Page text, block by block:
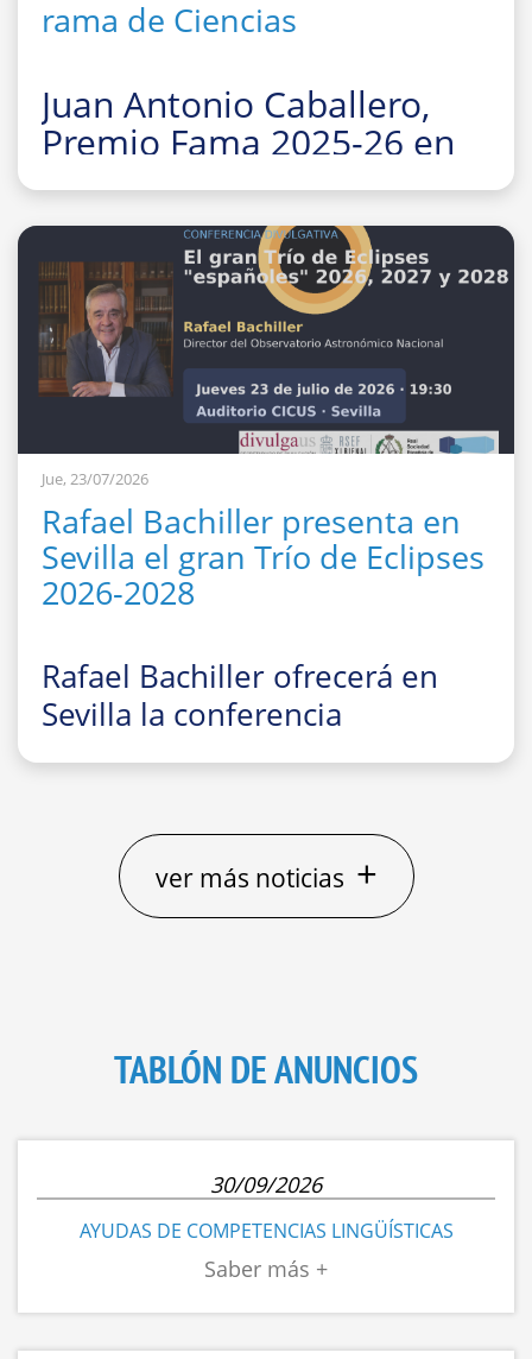
rama de Ciencias
Juan Antonio Caballero,
Premio Fama 2025-26 en
la rama de Ciencias
La Facultad de Fí
Jue, 23/07/2026
Rafael Bachiller presenta en
Sevilla el gran Trío de Eclipses
2026-2028
Rafael Bachiller ofrecerá en
Sevilla la conferencia
divulgativa“El gran Trío de
y 2028: cómo, dónde y cuándo
observarlos”ver más noticias +
TABLÓN DE ANUNCIOS
30/09/2026
AYUDAS DE COMPETENCIAS LINGÜÍSTICAS